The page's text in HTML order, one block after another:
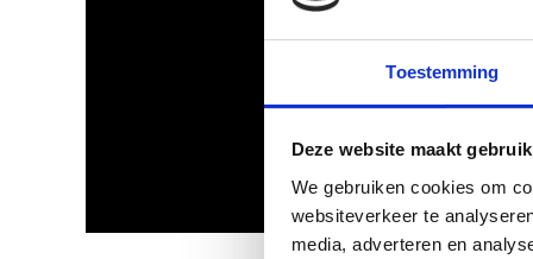
Toestemming
Deze website maakt
We gebruiken cookies om
websiteverkeer te
media, adverteren en